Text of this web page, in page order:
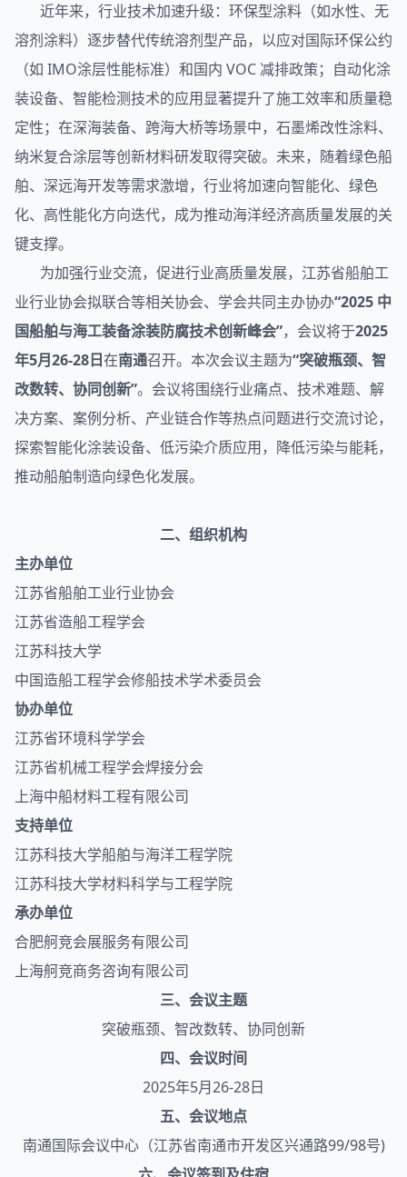
近年来，行业技术加速升级：环保型涂料（如水性、无
溶剂涂料）逐步替代传统溶剂型产品，以应对国际环保公约
（如 IMO涂层性能标准）和国内 VOC 减排政策；自动化涂
装设备、智能检测技术的应用显著提升了施工效率和质量稳
定性；在深海装备、跨海大桥等场景中，石墨烯改性涂料、
纳米复合涂层等创新材料研发取得突破。未来，随着绿色船
舶、深远海开发等需求激增，行业将加速向智能化、绿色
化、高性能化方向迭代，成为推动海洋经济高质量发展的关
键支撑。
为加强行业交流，促进行业高质量发展，江苏省船舶工
业行业协会拟联合等相关协会、学会共同主办协办“2025 中
国船舶与海工装备涂装防腐技术创新峰会”，会议将于2025
年5月26-28日在南通召开。本次会议主题为“突破瓶颈、智
改数转、协同创新”。会议将围绕行业痛点、技术难题、解
决方案、案例分析、产业链合作等热点问题进行交流讨论，
探索智能化涂装设备、低污染介质应用，降低污染与能耗，
推动船舶制造向绿色化发展。
二、组织机构
主办单位
江苏省船舶工业行业协会
江苏省造船工程学会
江苏科技大学
中国造船工程学会修船技术学术委员会
协办单位
江苏省环境科学学会
江苏省机械工程学会焊接分会
上海中船材料工程有限公司
支持单位
江苏科技大学船舶与海洋工程学院
江苏科技大学材料科学与工程学院
承办单位
合肥舸竞会展服务有限公司
上海舸竞商务咨询有限公司
三、会议主题
突破瓶颈、智改数转、协同创新
四、会议时间
2025年5月26-28日
五、会议地点
南通国际会议中心（江苏省南通市开发区兴通路99/98号)